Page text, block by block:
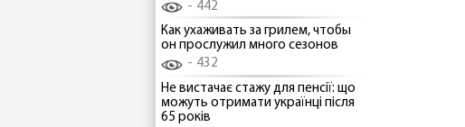
442
Как ухаживать за грилем, чтобы
он прослужил много сезонов
432
Не вистачає стажу для пенсії: що
можуть отримати українці після
65 років